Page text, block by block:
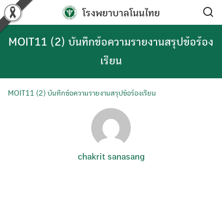
Skip
to
content
โรงพยาบาลโนนไทย
MOIT11 (2) บันทึกข้อความรายงานสรุปข้อร้อง
เรียน
MOIT11 (2) บันทึกข้อความรายงานสรุปข้อร้องเรียน
chakrit sanasang